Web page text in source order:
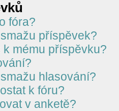
fóra?
příspěvek?
mému příspěvku?
hlasování?
k fóru?
v anketě?